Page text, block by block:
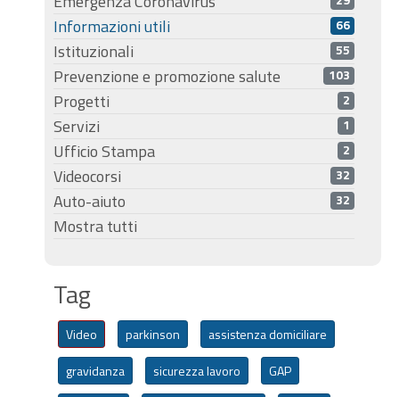
Informazioni utili 66
Istituzionali 55
Prevenzione e promozione salute 103
Progetti 2
Servizi 1
Ufficio Stampa 2
Videocorsi 32
Auto-aiuto 32
Mostra tutti
Tag
Video parkinson
assistenza domiciliare
gravidanza
sicurezza lavoro
GAP